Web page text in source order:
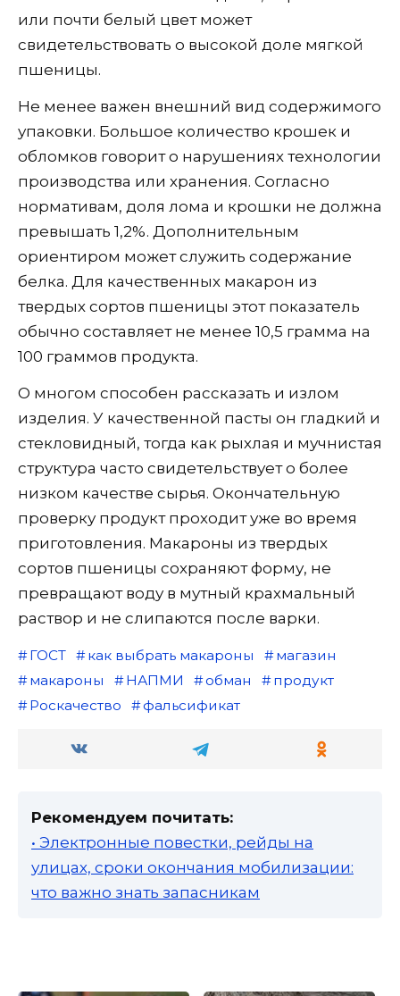
или почти белый цвет может
свидетельствовать о высокой доле мягкой
пшеницы.
Не менее важен внешний вид содержимого
упаковки. Большое количество крошек и
обломков говорит о нарушениях технологии
производства или хранения. Согласно
нормативам, доля лома и крошки не должна
превышать 1,2%. Дополнительным
ориентиром может служить содержание
белка. Для качественных макарон из
твердых сортов пшеницы этот показатель
обычно составляет не менее 10,5 грамма на
100 граммов продукта.
О многом способен рассказать и излом
изделия. У качественной пасты он гладкий и
стекловидный, тогда как рыхлая и мучнистая
структура часто свидетельствует о более
низком качестве сырья. Окончательную
проверку продукт проходит уже во время
приготовления. Макароны из твердых
сортов пшеницы сохраняют форму, не
превращают воду в мутный крахмальный
раствор и не слипаются после варки.
ГОСТ как выбрать макароны
магазин
макароны
НАПМИ обман
продукт
Роскачество
фальсификат
Рекомендуем почитать:
• Электронные повестки, рейды на
улицах, сроки окончания мобилизации:
что важно знать запасникам